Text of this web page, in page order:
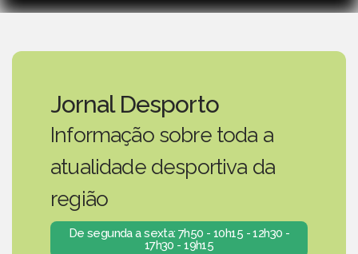
Jornal Desporto
Informação sobre toda a
atualidade desportiva da
região
De segunda a sexta: 7h50 - 10h15 - 12h30 -
17h30 - 19h15